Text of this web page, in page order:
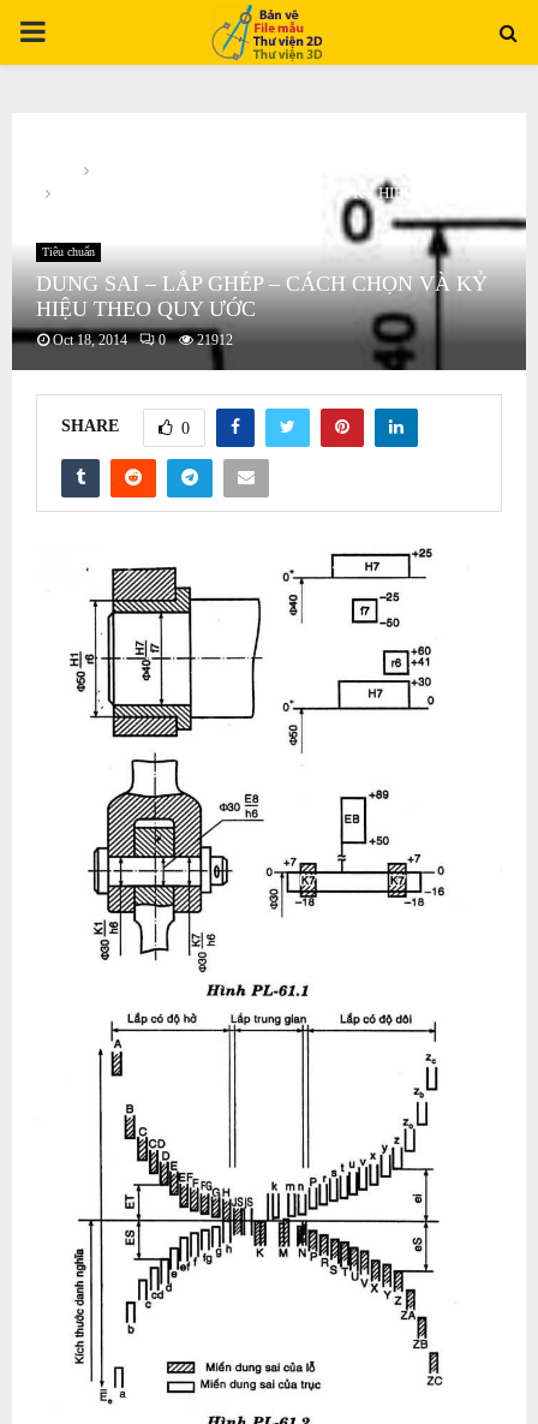
PRIMARY
DUNG SAI – LẮP GHÉP – CÁCH CHỌN VÀ KỶ HIỆU THEO QUY
Tiêu chuẩn
DUNG SAI – LẮP GHÉP – CÁCH CHỌN VÀ KỶ
HIỆU THEO QUY ƯỚC
Oct 18, 2014 0 21912
SHARE 0